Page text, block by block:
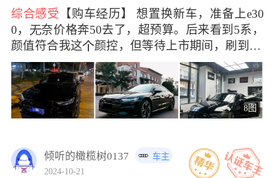
综合感受
【购车历】 想置换新车，准备上e30
0，奈价格奔50去了，超预算。后来看到5系，
颜值符合我这颜控，但等待上市期间，刷到A7
L降
8图
倾听的橄榄树0137
车主
2024-10-21